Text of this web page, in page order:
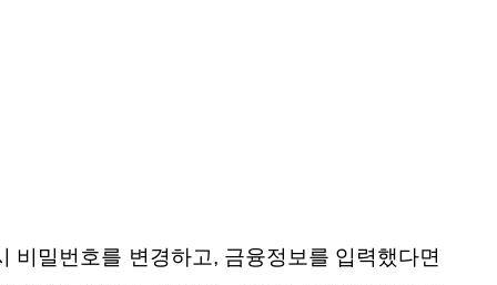
비밀번호를 변경하고, 금융정보를 입력했다면